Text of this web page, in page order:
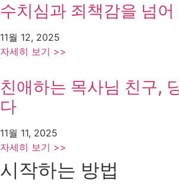
수치심과 죄책감을 넘
11월 12, 2025
자세히 보기 >>
친애하는 목사님 친구,
다
11월 11, 2025
자세히 보기 >>
시작하는 방법